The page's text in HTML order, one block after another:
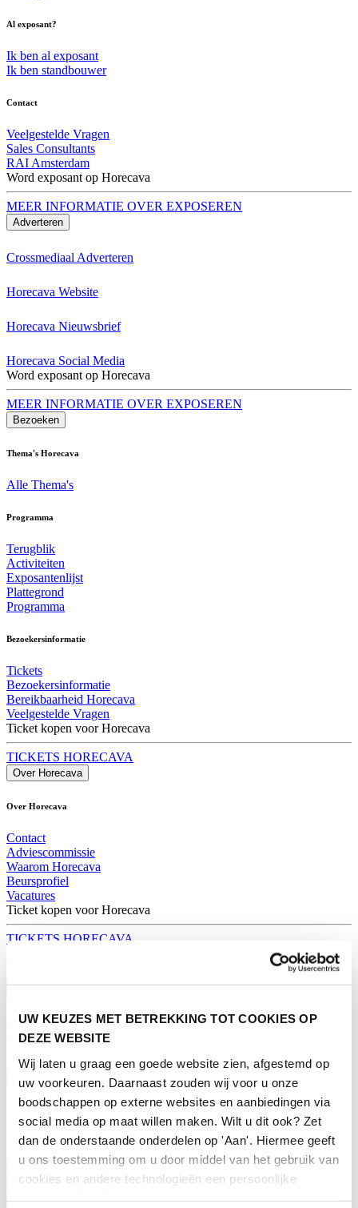
UW KEUZES MET BETREKKING TOT COOKIES OP
DEZE WEBSITE
Wij laten u graag een goede website zien, afgestemd op
uw voorkeuren. Daarnaast zouden wij voor u onze
boodschappen op externe websites en aanbiedingen via
social media op maat willen maken. Wilt u dit ook? Zet
dan de onderstaande onderdelen op 'Aan'. Hiermee geeft
u ons toestemming om u door middel van het gebruik van
cookies en andere technologieën een persoonlijke
Al exposant?
Ik ben al exposant
Ik ben standbouwer
Contact
Veelgestelde Vragen
Sales Consultants
RAI Amsterdam
Word exposant op Horecava
MEER INFORMATIE OVER EXPOSEREN
Adverteren
Crossmediaal Adverteren
Horecava Website
Horecava Nieuwsbrief
Horecava Social Media
Word exposant op Horecava
MEER INFORMATIE OVER EXPOSEREN
Bezoeken
Thema's Horecava
Alle Thema's
Programma
Terugblik
Activiteiten
Exposantenlijst
Plattegrond
Programma
Bezoekersinformatie
Tickets
Bezoekersinformatie
Bereikbaarheid Horecava
Veelgestelde Vragen
Ticket kopen voor Horecava
TICKETS HORECAVA
Over Horecava
Over Horecava
Contact
Adviescommissie
Waarom Horecava
Beursprofiel
Vacatures
Ticket kopen voor Horecava
TICKETS HORECAVA
Contact
Zoeken
Nederlands
English
Nederlands
Nieuws
Exposeren
Adverteren